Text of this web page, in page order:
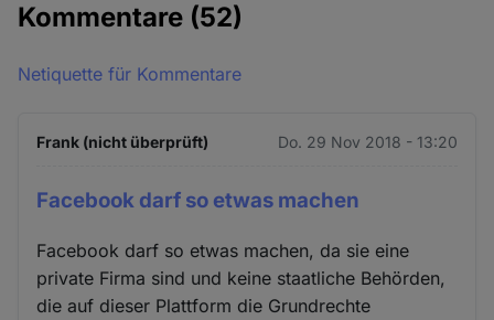
Kommentare (52)
Netiquette für Kommentare
Frank (nicht überprüft) Do. 29 Nov 2018 - 13:20
Facebook darf so etwas machen
Facebook darf so etwas machen, da sie eine
private Firma sind und keine staatliche Behörden,
die auf dieser Plattform die Grundrechte